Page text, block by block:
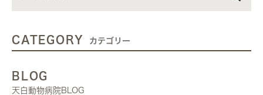
CATEGORY カテゴリー
BLOG
天白動物病院BLOG